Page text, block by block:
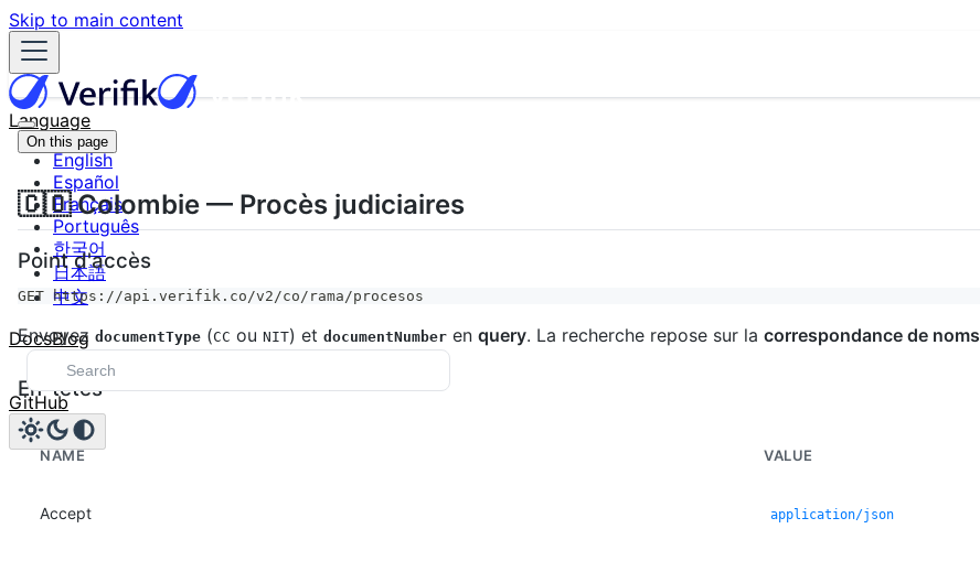
Skip to main content
Language
English
Español
Français
Português
한국어
日本語
中文
DocsBlog
GitHub
On this page
🇨🇴 Colombie — Procès judiciaires
Point d'accès
GET https://api.verifik.co/v2/co/rama/procesos
Envoyez documentType (CC ou NIT) et documentNumber en query. La recherche repose sur la correspondance de noms
En-têtes
NAME VALUE
Accept application/json